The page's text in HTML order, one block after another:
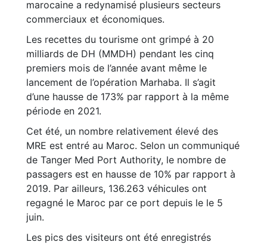
marocaine a redynamisé plusieurs secteurs
commerciaux et économiques.
Les recettes du tourisme ont grimpé à 20
milliards de DH (MMDH) pendant les cinq
premiers mois de l’année avant même le
lancement de l’opération Marhaba. Il s’agit
d’une hausse de 173% par rapport à la même
période en 2021.
Cet été, un nombre relativement élevé des
MRE est entré au Maroc. Selon un communiqué
de Tanger Med Port Authority, le nombre de
passagers est en hausse de 10% par rapport à
2019. Par ailleurs, 136.263 véhicules ont
regagné le Maroc par ce port depuis le le 5
juin.
Les pics des visiteurs ont été enregistrés